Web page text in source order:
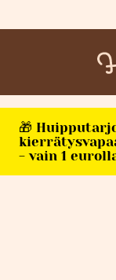
🎁
- vain 1